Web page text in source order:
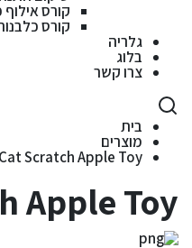
קורס אילוף
קורס כלבנות
גלריה
בלוג
צרו קשר
בית
מוצרים
Cat Scratch Apple Toy
Apple Toy